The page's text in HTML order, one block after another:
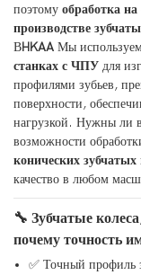
поэтому обработка
производстве
ВHKAA Мы
станках с ЧПУ для
профилями зубьев,
поверхности,
нагрузкой. Нужны ли
возможности
конических зубчатых
качество в любом
🔧 Зубчатые
почему точность
✅ Точный профиль